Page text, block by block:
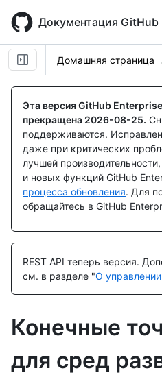
main
content
Документация GitHub
Домашняя страница
Эта версия GitHub
прекращена 2026-08-25.
поддерживаются.
даже при критических
лучшей
и новых функций GitHub
процесса обновления. Для
обращайтесь в GitHub
REST API теперь версия.
см. в разделе "О
Конечные
для сред
Имя., Тип,
Description
Имя., Тип,
Description
Имя., Тип,
Description
Имя., Тип,
Description
Имя., Тип,
Description
Имя., Тип,
Description
Имя., Тип,
Description
Имя., Тип,
Description
Имя., Тип,
Description
Имя., Тип,
Description